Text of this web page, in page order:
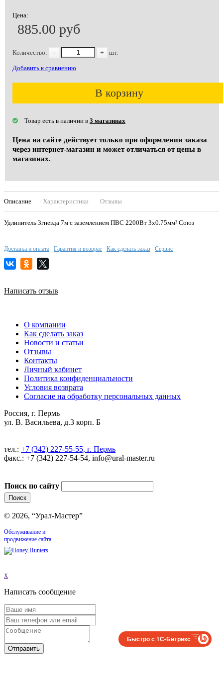
Цена:
885.00 руб
Количество: - + шт.
Добавить к сравнению
В корзину
Товар есть в наличии в 3 магазинах
Цена на сайте действует только при оформлении заказа
через интернет-магазин и может отличаться от цены в
магазинах.
Описание Характеристики Отзывы
Удлинитель 3гнезда 7м с заземлением ПВС 2200Вт 3x0.75мм² Союз
Доставка и оплата Гарантия и возврат Как сделать заказ Сервис
Написать отзыв
О компании
Как сделать заказ
Новости и статьи
Отзывы
Контакты
Личный кабинет
Политика конфиденциальности
Условия возврата
Согласие на обработку персональных данных
Россия, г. Пермь
ул. В. Васильева, д.3 корп. Б
тел.: +7 (342) 227-55-55, г. Пермь
факс.: +7 (342) 227-54-54, info@ural-master.ru
Поиск по сайту
© 2026, “Урал-Мастер”
Обслуживание и
продвижение сайта
x
Написать сообщение
Отправить
Быстро с 1С-Битрикс